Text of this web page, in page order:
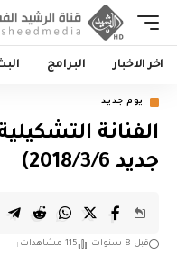
اخر الاخبار البرامج
يوم جديد
الفنانة
جديد 2018/3/6)
قبل 8 سنوات 115 مشاهدات